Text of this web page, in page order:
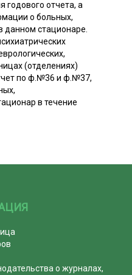
годового отчета, а
о больных,
данном стационаре.
(отделениях)
по ф.№36 и ф.№37,
в течение
о журналах,